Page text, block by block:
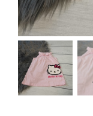
Spielzeug
Babyausstattung
Krims Krams